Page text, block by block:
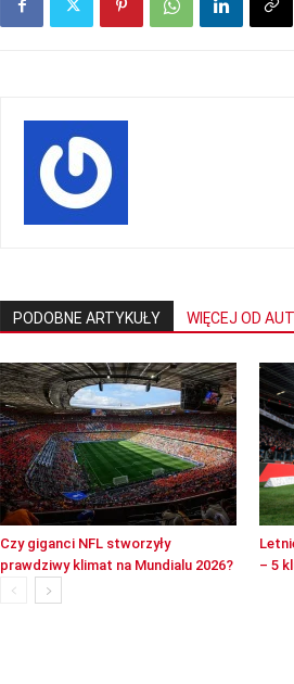
PODOBNE ARTYKUŁY WIĘCEJ OD
Czy giganci NFL stworzyły
prawdziwy klimat na Mundialu 2026?
– 5